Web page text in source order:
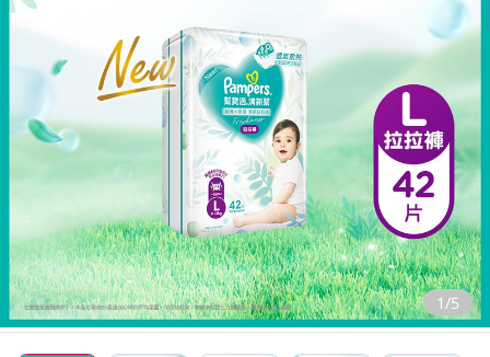
1/5